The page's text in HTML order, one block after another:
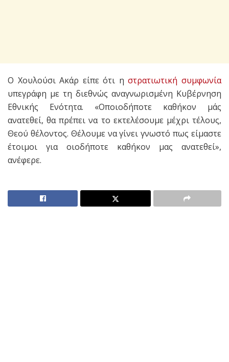
Ο Χουλούσι Ακάρ είπε ότι ηστρατιωτική συμφωνία
υπεγράφη με τη διεθνώς αναγνωρισμένη Κυβέρνηση
Εθνικής Ενότητα. «Οποιοδήποτε καθήκον μάς
ανατεθεί, θα πρέπει να το εκτελέσουμε μέχρι τέλους,
Θεού θέλοντος. Θέλουμε να γίνει γνωστό πως είμαστε
έτοιμοι για οιοδήποτε καθήκον μας ανατεθεί»,
ανέφερε.